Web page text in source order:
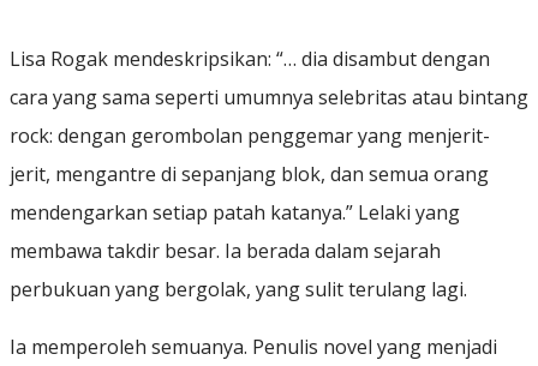
Lisa Rogak mendeskripsikan: “… dia disambut dengan
cara yang sama seperti umumnya selebritas atau bintang
rock: dengan gerombolan penggemar yang menjerit-
jerit, mengantre di sepanjang blok, dan semua orang
mendengarkan setiap patah katanya.” Lelaki yang
membawa takdir besar. Ia berada dalam sejarah
perbukuan yang bergolak, yang sulit terulang lagi.
Ia memperoleh semuanya. Penulis novel yang menjadi